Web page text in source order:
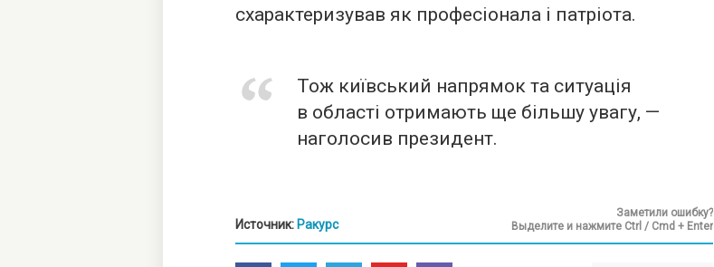
схарактеризував як професіонала і патріота.
Тож київський напрямок та ситуація
в області отримають ще більшу увагу, —
наголосив президент.
Источник: Ракурс
Заметили ошибку?
Выделите и нажмите Ctrl / Cmd + Enter